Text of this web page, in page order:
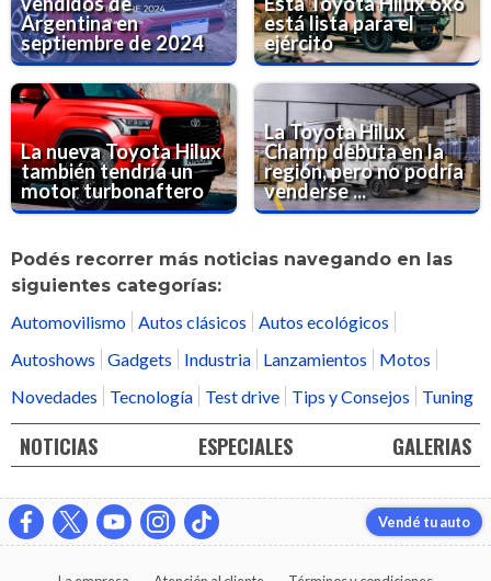
Argentina en
septiembre de 2024
está lista para el
ejército
La nueva Toyota Hilux
también tendría un
motor turbonaftero
La Toyota Hilux
Champ debuta en la
región, pero no podría
venderse ...
Podés recorrer más noticias navegando en las
siguientes categorías:
Automovilismo Autos clásicos
Autos ecológicos
Autoshows
Gadgets Industria Lanzamientos
Motos
Novedades
Tecnología Test drive Tips y Consejos Tuning
NOTICIAS ESPECIALES GALERIAS
Vendé tu auto